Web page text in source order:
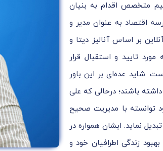
متخصص اقدام به بنیان
اقتصاد به عنوان مدیر و
بر اساس آنالیز دیتا و
تایید و استقبال قرار
شاید عده‌ای بر این باور
باشند؛ درحالی که علی
توانسته با مدیریت صحیح
نماید. ایشان همواره در
زندگی اطرافیان خود و